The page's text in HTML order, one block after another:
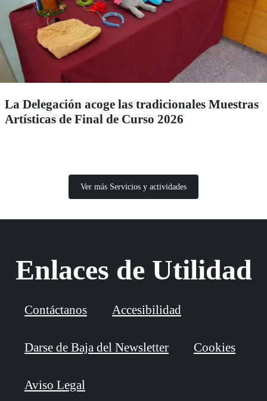
La Delegación acoge las tradicionales Muestras
Artísticas de Final de Curso 2026
Ver más Servicios y actividades
Enlaces de Utilidad
Contáctanos Accesibilidad
Darse de Baja del Newsletter Cookies
Aviso Legal